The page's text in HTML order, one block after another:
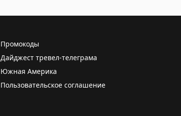
Промокоды
Дайджест тревел-телеграма
Южная Америка
Пользовательское соглашение